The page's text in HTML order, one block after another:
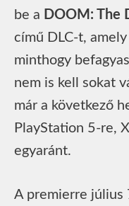
be a DOOM: The
című DLC-t,
minthogy
nem is kell sokat
már a következő
PlayStation 5-re,
egyaránt.
A premierre július